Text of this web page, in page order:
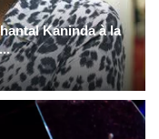
Kaninda à la